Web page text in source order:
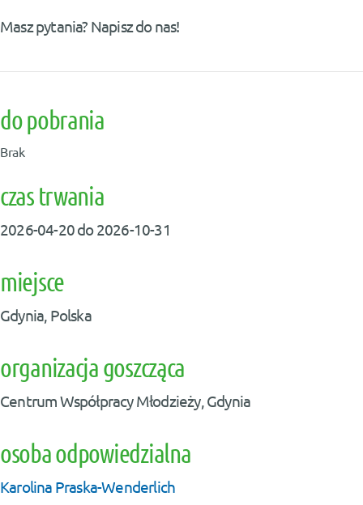
Masz pytania? Napisz do nas!
do pobrania
Brak
czas trwania
2026-04-20 do 2026-10-31
miejsce
Gdynia, Polska
organizacja goszcząca
Centrum Współpracy Młodzieży, Gdynia
osoba odpowiedzialna
Karolina Praska-Wenderlich